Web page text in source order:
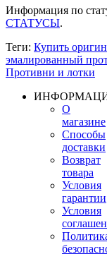
Информация по
СТАТУСЫ.
Теги: Купить
эмалированный
Противни и лотки
О
магазине
Способы
доставки
Возврат
товара
Условия
гарантии
Условия